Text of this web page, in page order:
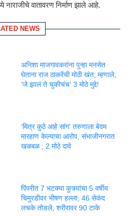
वातावरण निर्माण झाले आहे.
NEWS
अनिशा माजगावकरांना पुन्हा मनसेत
घेताना राज ठाकरेंची मोठी खंत; म्हणाले,
‘जे झालं ते चुकीचंच’ 3 मोठे मुद्दे!
‘मित्र कुठे आहे सांग’ तरुणाला बेदम
मारहाण केल्याचा आरोप, संभाजीनगरात
खळबळ ; 2 मोठे दावे
पिंपरीत 7 भटक्या कुत्र्यांचा 5 वर्षीय
चिमुरडीवर भीषण हल्ला; 46 सेकंद
लचके तोडले, शरीरावर 90 टाके